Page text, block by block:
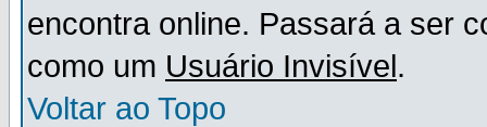
encontra online. Passará a ser
como um Usuário Invisível.
Voltar ao Topo